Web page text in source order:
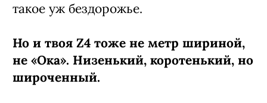
такое уж бездорожье.
Но и твоя Z4 тоже не метр шириной,
не «Ока». Низенький, коротенький, но
широченный.